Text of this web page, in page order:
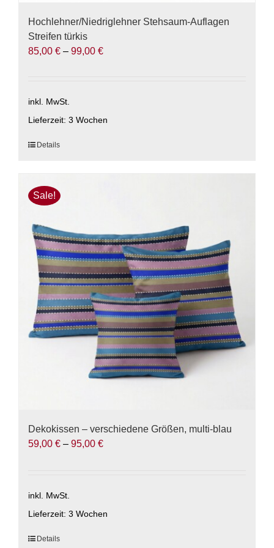
Hochlehner/Niedriglehner Stehsaum-Auflagen
Streifen türkis
85,00 € – 99,00 €
inkl. MwSt.
Lieferzeit: 3 Wochen
Dieses
mehrere
Varianten
Die
Optionen
können
auf
der
Produktseite
gewählt
werden
Details
Sale!
Dekokissen – verschiedene Größen, multi-blau
59,00 € – 95,00 €
inkl. MwSt.
Lieferzeit: 3 Wochen
Dieses
Details